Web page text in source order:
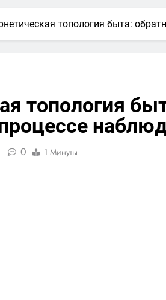
топология быта:
топология
0 1 Минуты